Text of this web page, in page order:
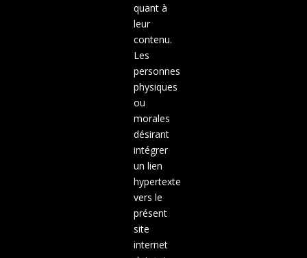
quant à
leur
contenu.
Les
personnes
physiques
ou
morales
désirant
intégrer
un lien
hypertexte
vers le
présent
site
internet